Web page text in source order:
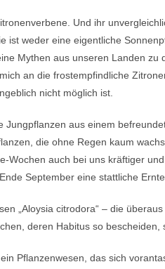
Und ihr
ist weder eine eigentliche
Mythen aus unseren Landen
an die frostempfindliche
nicht möglich ist.
Jungpflanzen aus einem
die ohne Regen kaum
Wochen auch bei uns kräftiger
September eine stattliche
„Aloysia citrodora“ – die
deren Habitus so
Pflanzenwesen, das sich